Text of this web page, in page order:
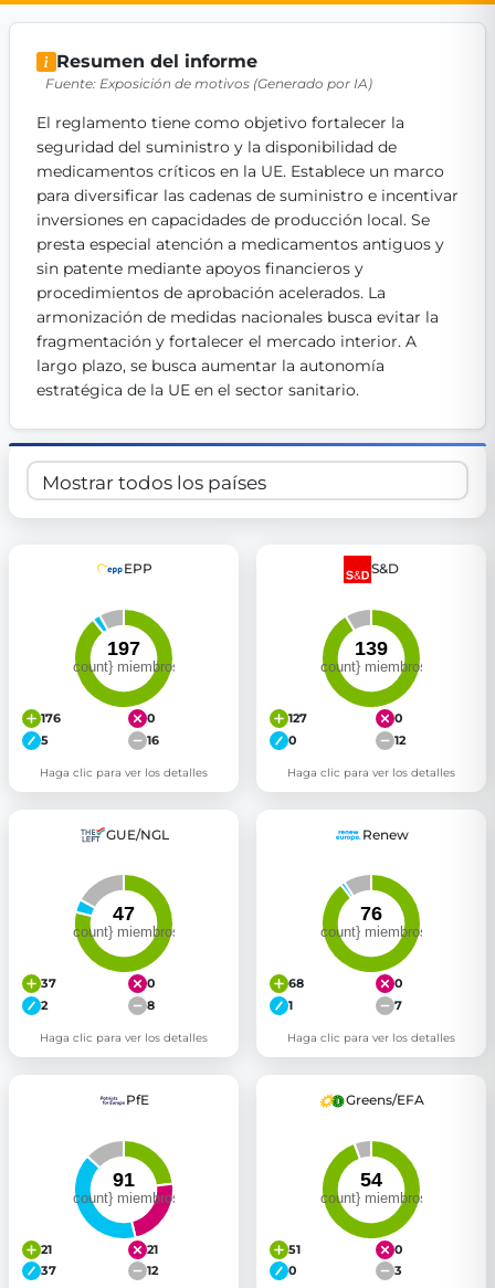
Get Involved
Become a member:Join us to advance digital democracy
Volunteer:Contribute your skills in technology, design,
Resumen del informe
Fuente: Exposición de motivos (Generado por IA)
El reglamento tiene como objetivo fortalecer la
seguridad del suministro y la disponibilidad de
medicamentos críticos en la UE. Establece un marco
para diversificar las cadenas de suministro e incentivar
inversiones en capacidades de producción local. Se
presta especial atención a medicamentos antiguos y
sin patente mediante apoyos financieros y
procedimientos de aprobación acelerados. La
armonización de medidas nacionales busca evitar la
fragmentación y fortalecer el mercado interior. A
largo plazo, se busca aumentar la autonomía
estratégica de la UE en el sector sanitario.
EPP
176
0
5
16
Haga clic para ver los detalles
S&D
127
0
0
12
Haga clic para ver los detalles
GUE/NGL
37
0
2
8
Haga clic para ver los detalles
Renew
68
0
1
7
Haga clic para ver los detalles
PfE
21
21
37
12
Greens/EFA
51
0
0
3